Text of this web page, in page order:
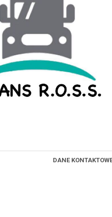
DANE